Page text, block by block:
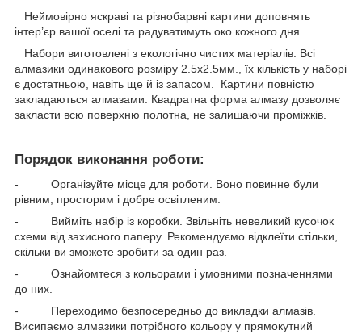
Неймовірно яскраві та різнобарвні картини доповнять
інтер’єр вашої оселі та радуватимуть око кожного дня.
Набори виготовлені з екологічно чистих матеріалів. Всі
алмазики одинакового розміру 2.5х2.5мм., їх кількість у наборі
є достатньою, навіть ще й із запасом. Картини повністю
закладаються алмазами. Квадратна форма алмазу дозволяє
закласти всю поверхню полотна, не залишаючи проміжків.
Порядок виконання роботи:
- Організуйте місце для роботи. Воно повинне були
рівним, просторим і добре освітленим.
- Вийміть набір із коробки. Звільніть невеликий кусочок
схеми від захисного паперу. Рекомендуємо відклеїти стільки,
скільки ви зможете зробити за один раз.
- Ознайомтеся з кольорами і умовними позначеннями
до них.
- Переходимо безпосередньо до викладки алмазів.
Висипаємо алмазики потрібного кольору у прямокутний